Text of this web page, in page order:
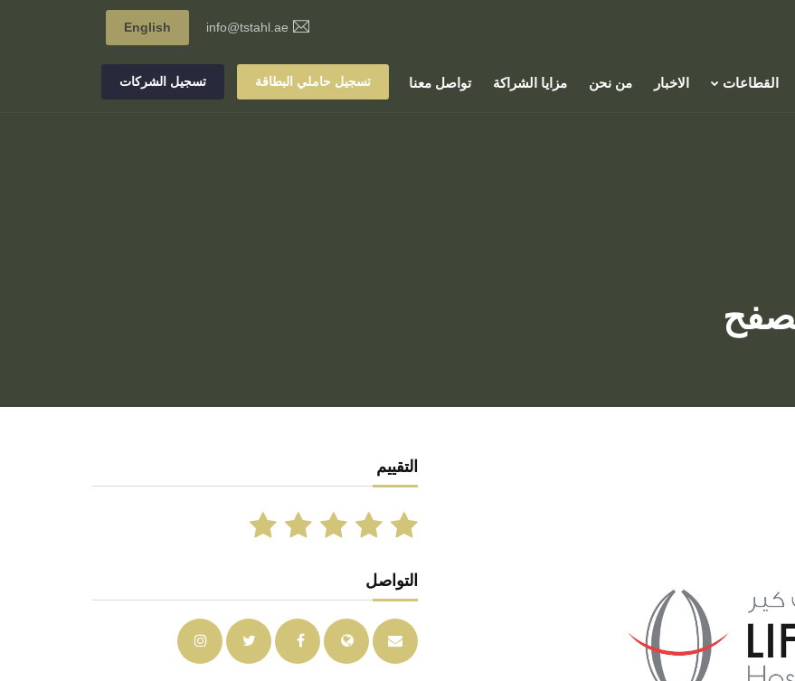
info@tstahl.ae
English
تسجيل حاملي البطاقة تسجيل الشركات القطاعات الاخبار من نحن مزايا الشراكة تواصل معنا
التقييم
التواصل